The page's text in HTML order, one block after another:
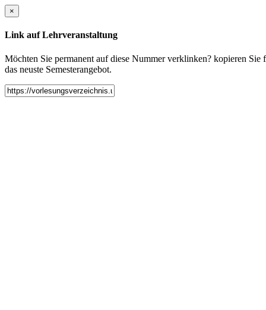
×
Link auf Lehrveranstaltung
Möchten Sie permanent auf diese Nummer verklinken? kopieren
das neuste Semesterangebot.